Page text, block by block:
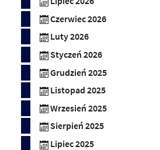
Czerwiec 2026
Luty 2026
Styczeń 2026
Grudzień 2025
Listopad 2025
Wrzesień 2025
Sierpień 2025
Lipiec 2025